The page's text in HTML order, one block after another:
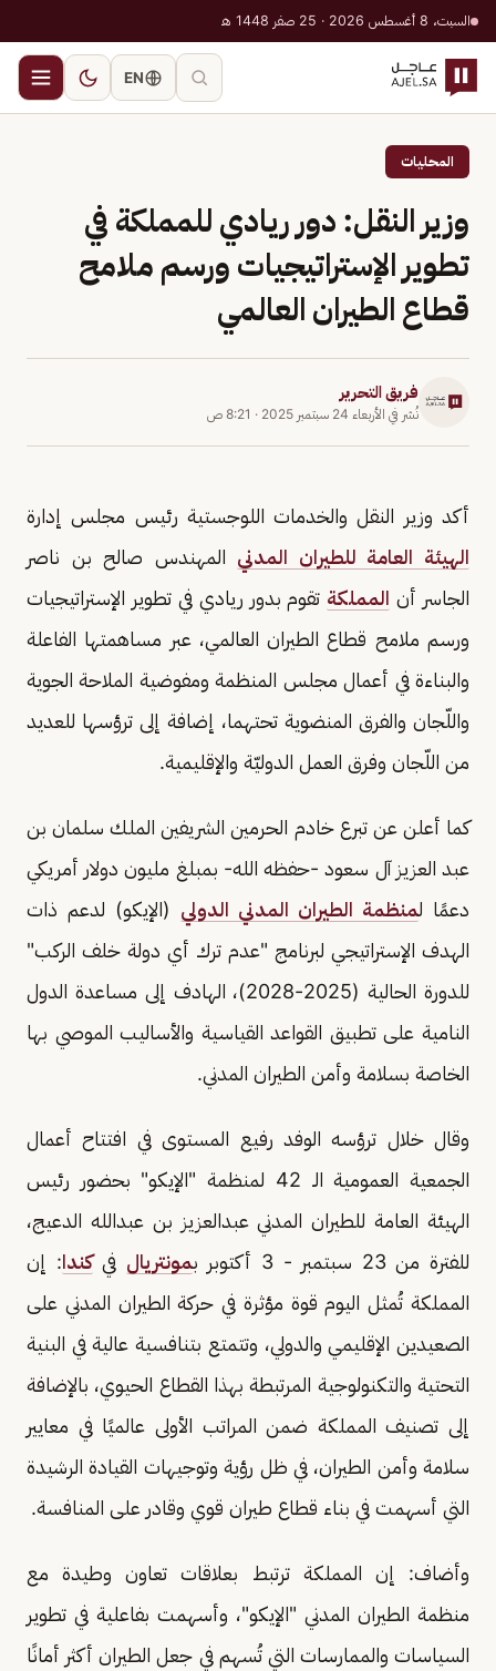
السبت، 8 أغسطس 2026 · 25 صفر 1448 هـ
EN
المحليات
وزير النقل: دور ريادي للمملكة في
تطوير الإستراتيجيات ورسم ملامح
قطاع الطيران العالمي
فريق التحرير
نُشر في الأربعاء 24 سبتمبر 2025 · 8:21 ص
أكد وزير النقل والخدمات اللوجستية رئيس مجلس إدارة
الهيئة العامة للطيران المدني المهندس صالح بن ناصر
الجاسر أن المملكة تقوم بدور ريادي في تطوير الإستراتيجيات
ورسم ملامح قطاع الطيران العالمي، عبر مساهمتها الفاعلة
والبناءة في أعمال مجلس المنظمة ومفوضية الملاحة الجوية
واللّجان والفرق المنضوية تحتهما، إضافة إلى ترؤسها للعديد
من اللّجان وفرق العمل الدوليّة والإقليمية.
كما أعلن عن تبرع خادم الحرمين الشريفين الملك سلمان بن
عبد العزيز آل سعود -حفظه الله- بمبلغ مليون دولار أمريكي
دعمًا لمنظمة الطيران المدني الدولي (الإيكو) لدعم ذات
الهدف الإستراتيجي لبرنامج "عدم ترك أي دولة خلف الركب"
للدورة الحالية (2025-2028)، الهادف إلى مساعدة الدول
النامية على تطبيق القواعد القياسية والأساليب الموصي بها
الخاصة بسلامة وأمن الطيران المدني.
وقال خلال ترؤسه الوفد رفيع المستوى في افتتاح أعمال
الجمعية العمومية الـ 42 لمنظمة "الإيكو" بحضور رئيس
الهيئة العامة للطيران المدني عبدالعزيز بن عبدالله الدعيج،
للفترة من 23 سبتمبر - 3 أكتوبر ب
مونتريال فيكندا: إن
المملكة تُمثل اليوم قوة مؤثرة في حركة الطيران المدني على
الصعيدين الإقليمي والدولي، وتتمتع بتنافسية عالية في البنية
التحتية والتكنولوجية المرتبطة بهذا القطاع الحيوي، بالإضافة
إلى تصنيف المملكة ضمن المراتب الأولى عالميًا في معايير
سلامة وأمن الطيران، في ظل رؤية وتوجيهات القيادة الرشيدة
التي أسهمت في بناء قطاع طيران قوي وقادر على المنافسة.
وأضاف: إن المملكة ترتبط بعلاقات تعاون وطيدة مع
منظمة الطيران المدني "الإيكو"، وأسهمت بفاعلية في تطوير
السياسات والممارسات التي تُسهم في جعل الطيران أكثر أمانًا